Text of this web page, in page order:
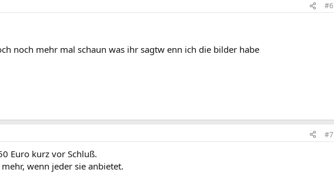
#6
noch mehr mal schaun was ihr sagtw enn ich die bilder habe
#7
Euro kurz vor Schluß.
wenn jeder sie anbietet.